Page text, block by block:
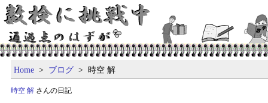
Home > ブログ > 時空 解
時空 解 さんの日記